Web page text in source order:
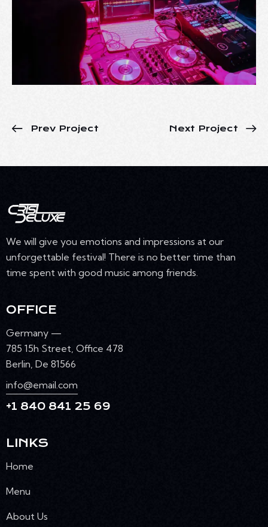
Prev Project Next Project
We will give you emotions and impressions at our
unforgettable festival! There is no better time than
time spent with good music among friends.
OFFICE
Germany —
785 15h Street, Office 478
Berlin, De 81566
info@email.com
+1 840 841 25 69
LINKS
Home
Menu
About Us